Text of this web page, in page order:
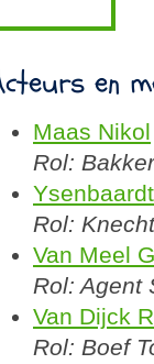
en
Maas Nikol
Rol:
Rol:
Van Meel
Rol: Agent
Van Dijck
Rol: Boef